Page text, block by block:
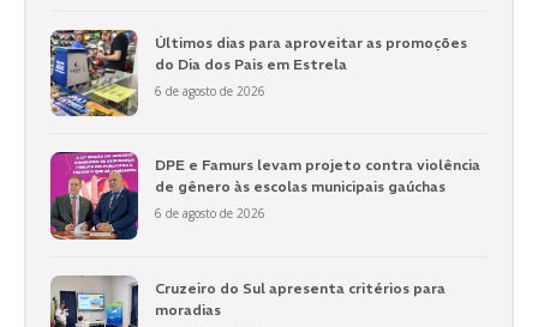
Últimos dias para aproveitar as promoções
do Dia dos Pais em Estrela
6 de agosto de 2026
DPE e Famurs levam projeto contra violência
de gênero às escolas municipais gaúchas
6 de agosto de 2026
Cruzeiro do Sul apresenta critérios para
moradias